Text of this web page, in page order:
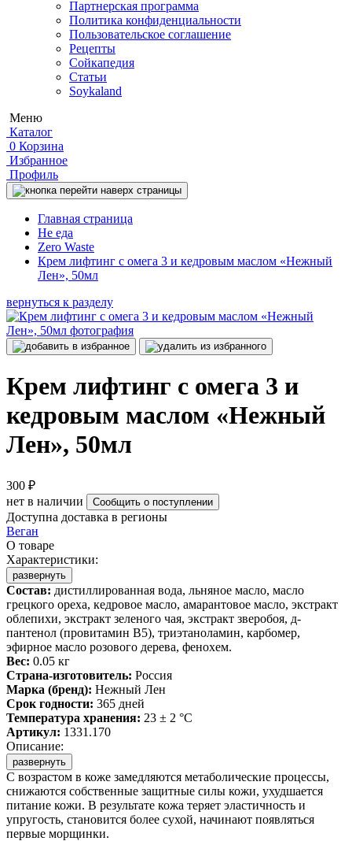
Партнерская программа
Политика конфиденциальности
Пользовательское соглашение
Рецепты
Сойкапедия
Статьи
Soykaland
Меню
Каталог
0 Корзина
Избранное
Профиль
Главная страница
Не еда
Zero Waste
Крем лифтинг с омега 3 и кедровым маслом «Нежный
Лен», 50мл
вернуться к разделу
Крем лифтинг с омега 3 и
кедровым маслом «Нежный
Лен», 50мл
300 ₽
нет в наличии
Сообщить о поступлении
Доступна доставка в регионы
Веган
О товаре
Характеристики:
развернуть
Состав: дистиллированная вода, льняное масло, масло
грецкого ореха, кедровое масло, амарантовое масло, экстракт
облепихи, экстракт зеленого чая, экстракт зверобоя, д-
пантенол (провитамин В5), триэтаноламин, карбомер,
эфирное масло розового дерева, фенохем.
Вес: 0.05 кг
Страна-изготовитель: Россия
Марка (бренд): Нежный Лен
Срок годности: 365 дней
Температура хранения: 23 ± 2 °C
Артикул: 1331.170
Описание:
развернуть
С возрастом в коже замедляются метаболические процессы,
снижаются собственные защитные силы кожи, ухудшается
питание кожи. В результате кожа теряет эластичность и
упругость, становится более сухой, начинают появляться
первые морщинки.